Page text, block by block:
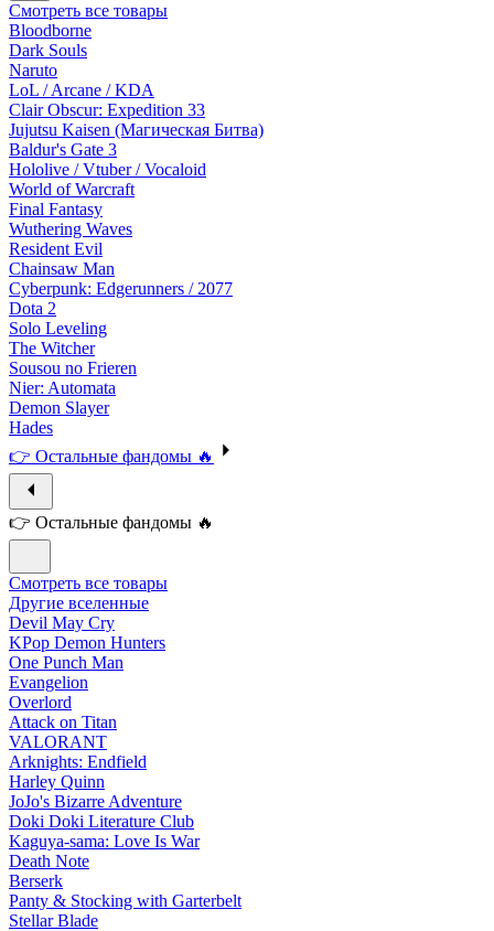
Смотреть все товары
Bloodborne
Dark Souls
Naruto
LoL / Arcane / KDA
Clair Obscur: Expedition 33
Jujutsu Kaisen (Магическая Битва)
Baldur's Gate 3
Hololive / Vtuber / Vocaloid
World of Warcraft
Final Fantasy
Wuthering Waves
Resident Evil
Chainsaw Man
Cyberpunk: Edgerunners / 2077
Dota 2
Solo Leveling
The Witcher
Sousou no Frieren
Nier: Automata
Demon Slayer
Hades
👉 Остальные фандомы 🔥
👉 Остальные фандомы 🔥
Смотреть все товары
Другие вселенные
Devil May Cry
KPop Demon Hunters
One Punch Man
Evangelion
Overlord
Attack on Titan
VALORANT
Arknights: Endfield
Harley Quinn
JoJo's Bizarre Adventure
Doki Doki Literature Club
Kaguya-sama: Love Is War
Death Note
Berserk
Panty & Stocking with Garterbelt
Stellar Blade